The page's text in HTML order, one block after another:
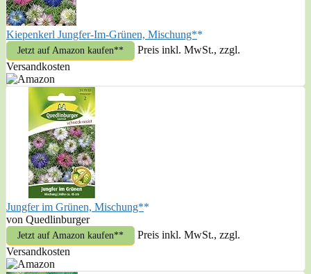
Kiepenkerl Jungfer-Im-Grünen, Mischung*
Jetzt auf Amazon kaufen*
Preis inkl. MwSt., zzgl.
Versandkosten
Jungfer im Grünen, Mischung*
von Quedlinburger
Jetzt auf Amazon kaufen*
Preis inkl. MwSt., zzgl.
Versandkosten